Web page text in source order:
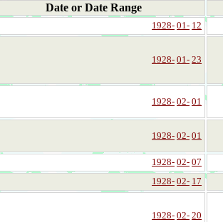
Date or Date Range
1928- 01- 12
1928- 01- 23
1928- 02- 01
1928- 02- 01
1928- 02- 07
1928- 02- 17
1928- 02- 20